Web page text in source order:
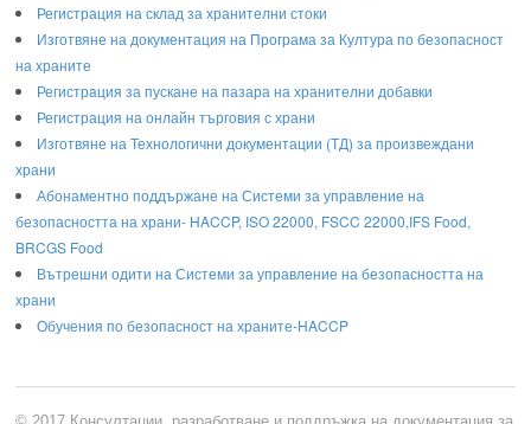
Регистрация на склад за хранителни стоки
Изготвяне на документация на Програма за Култура по безопасност
на храните
Регистрaция за пускане на пазара на хранителни добавки
Регистрация на онлайн търговия с храни
Изготвяне на Технологични документации (ТД) за произвеждани
храни
Абонаментно поддържане на Системи за управление на
безопасността на храни- HACCP, ISO 22000, FSCC 22000,IFS Food,
BRCGS Food
Вътрешни одити на Системи за управление на безопасността на
храни
Обучения по безопасност на храните-HACCP